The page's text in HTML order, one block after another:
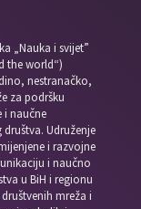
„Nauka i svijet”
the world“)
nestranačko,
za podršku
i naučne
Udruženje
i razvojne
i naučno
u BiH i regionu
mreža i